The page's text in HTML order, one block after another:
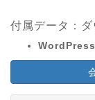
付属データ：
WordPress